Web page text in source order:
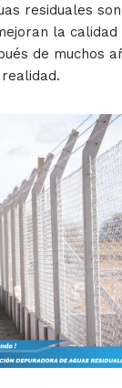
residuales
la
de muchos